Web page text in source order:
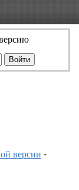
версии -